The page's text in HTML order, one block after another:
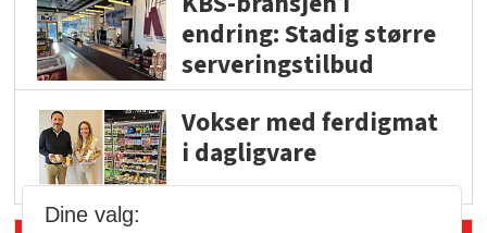
endring: Stadig større
serveringstilbud
Vokser med ferdigmat
i dagligvare
Dine valg: